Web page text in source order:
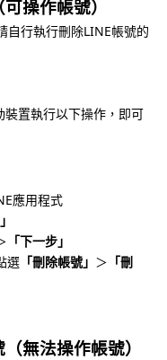
操作帳號）
自行執行刪除LINE帳號的
置執行以下操作，即可
應用程式
「下一步」
選 「刪除帳號」 ＞ 「刪
無法操作帳號）